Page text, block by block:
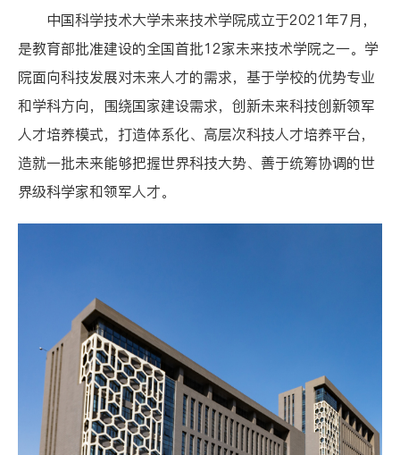
中国科学技术大学未来技术学院成立于2021年7月，
是教育部批准建设的全国首批12家未来技术学院之一。学
院面向科技发展对未来人才的需求，基于学校的优势专业
和学科方向，围绕国家建设需求，创新未来科技创新领军
人才培养模式，打造体系化、高层次科技人才培养平台，
造就一批未来能够把握世界科技大势、善于统筹协调的世
界级科学家和领军人才。